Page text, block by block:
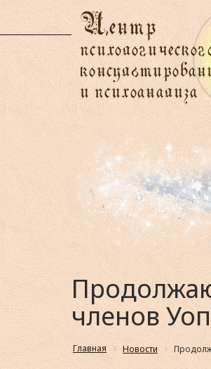
членов
Главная Новости